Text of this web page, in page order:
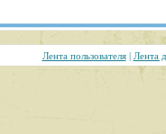
Лента пользователя| Лента